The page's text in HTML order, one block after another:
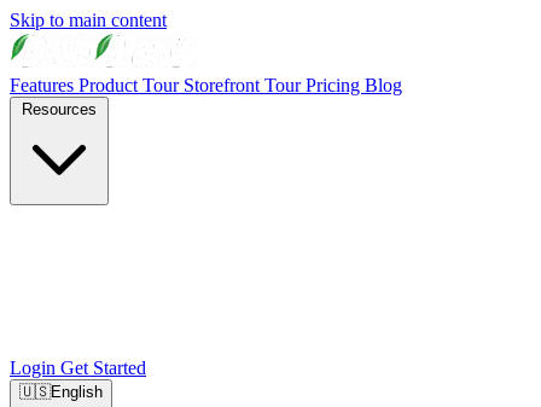
Skip to main content
Features Product Tour Storefront TourPricing Blog
Login Get Started
🇺🇸English